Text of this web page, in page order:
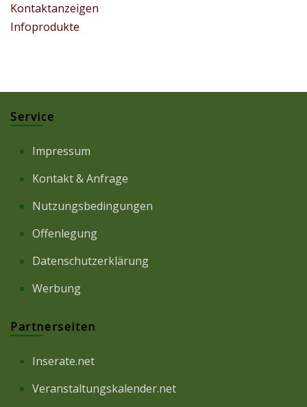
Kontaktanzeigen
Infoprodukte
Service
Impressum
Kontakt & Anfrage
Nutzungsbedingungen
Offenlegung
Datenschutzerklärung
Werbung
Partnerseiten
Inserate.net
Veranstaltungskalender.net